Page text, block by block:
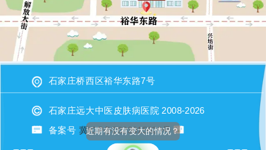
石家庄桥西区裕华东路7号
石家庄远大中医皮肤病医院 2008-2026
备案号 冀ICP备2023015620号
近期有没有变大的情况？